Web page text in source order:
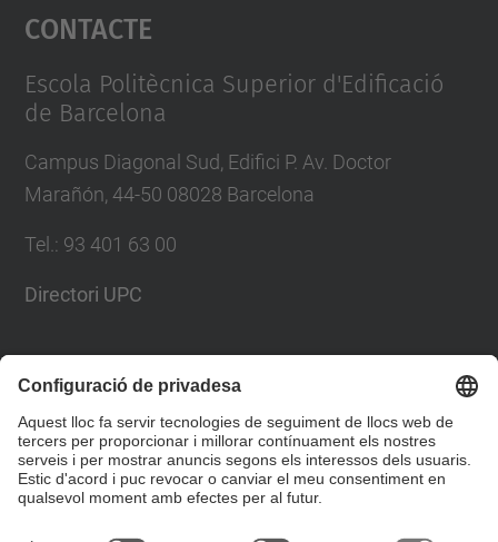
powered by
Contacte
Escola Politècnica Superior d'Edificació
de Barcelona
Campus Diagonal Sud, Edifici P. Av. Doctor
Marañón, 44-50 08028 Barcelona
Tel. : 93 401 63 00
Directori UPC
Formulari de contacte
Llista Xarxes Socials